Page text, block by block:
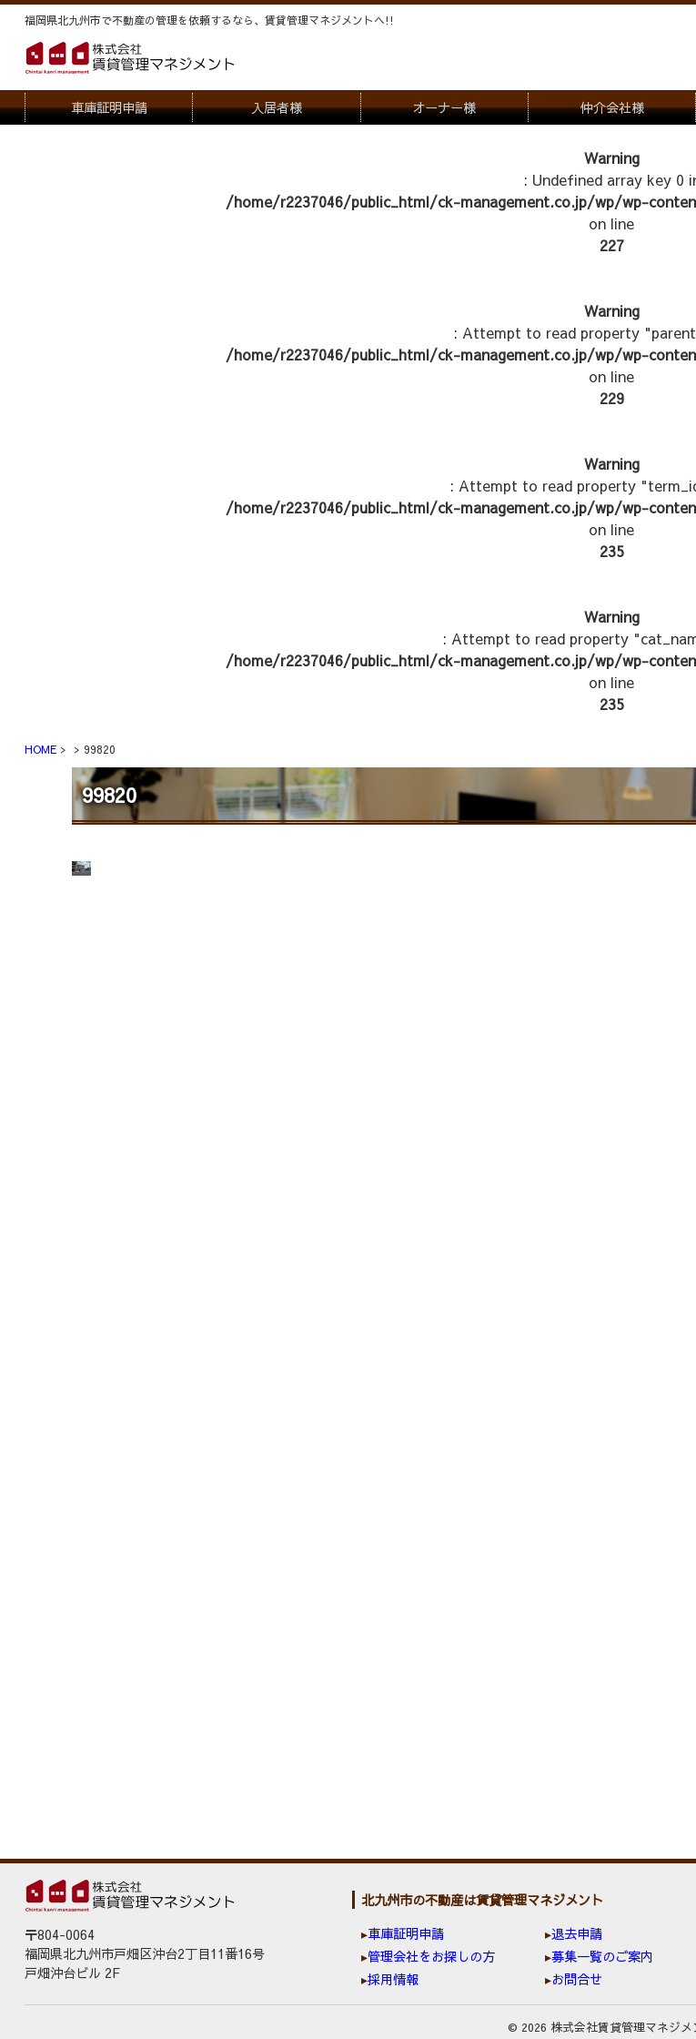
福岡県北九州市で不動産の管理を依頼するなら、賃貸管理マネジメントヘ!!
車庫証明申請 入居者様 オーナー様 仲介会社様
物件写真
管理物件紹介
Warning
: Undefined array key 0
/home/r2237046/public_html/ck-management.co.jp/wp/wp-
on line
227
Warning
: Attempt to read property
/home/r2237046/public_html/ck-management.co.jp/wp/wp-
on line
229
Warning
: Attempt to read property
/home/r2237046/public_html/ck-management.co.jp/wp/wp-
on line
235
Warning
: Attempt to read property
/home/r2237046/public_html/ck-management.co.jp/wp/wp-
on line
235
HOME 99820
99820
〒804-0064
福岡県北九州市戸畑区沖台2丁目11番16号
戸畑沖台ビル 2F
北九州市の不動産は賃貸管理マネジメント
車庫証明申請
退去申請
管理会社をお探しの方
募集一覧のご案内
採用情報
お問合せ
© 2026 株式会社賃貸管理マネジメ